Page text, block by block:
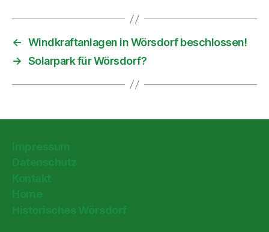
← Windkraftanlagen in Wörsdorf beschlossen!
→ Solarpark für Wörsdorf?